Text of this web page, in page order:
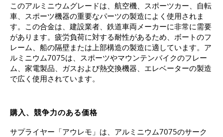
このアルミニウムグレードは、航空機、スポーツカー、自転
車、スポーツ機器の重要なパーツの製造によく使用されま
す。この合金は、建設業者、鉄道車両メーカーに非常に需要
があります。疲労負荷に対する耐性があるため、ボートのフ
レーム、船の隔壁または上部構造の製造に適しています。ア
ルミニウム7075は、スポーツやマウンテンバイクのフレー
ム、家電製品、ガスおよび熱交換機器、エレベーターの製造
で広く使用されています。
購入、競争力のある価格
サプライヤー「アウレモ」は、アルミニウム7075のサーク